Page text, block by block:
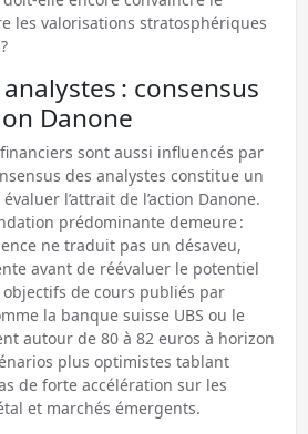
les valorisations stratosphériques
: consensus
Danone
sont aussi influencés par
des analystes constitue un
l’attrait de l’action Danone.
prédominante demeure :
ne traduit pas un désaveu,
avant de réévaluer le potentiel
de cours publiés par
la banque suisse UBS ou le
autour de 80 à 82 euros à horizon
plus optimistes tablant
de forte accélération sur les
et marchés émergents.